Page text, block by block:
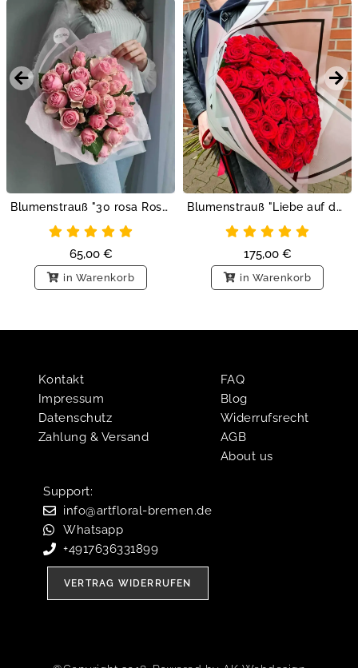
Blumenstrauß "30 rosa Rosen"
65,00 €
in Warenkorb
Blumenstrauß "Liebe auf den ersten Blick"
175,00 €
in Warenkorb
Kontakt
Impressum
Datenschutz
Zahlung & Versand
FAQ
Blog
Widerrufsrecht
AGB
About us
Support:​
info@artfloral-bremen.de
Whatsapp
+4917636331899
VERTRAG WIDERRUFEN